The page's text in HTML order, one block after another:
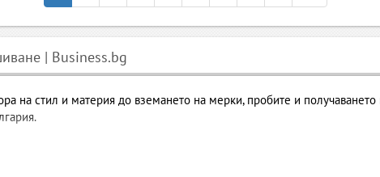
| Business.bg
на стил и материя до вземането на мерки, пробите и
от мечтата до готовото изделие